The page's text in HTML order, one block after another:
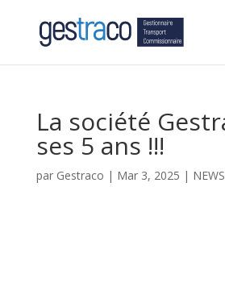
La société
ses 5 ans !!!
par Gestraco | Mar 3, 2025 | NEWS